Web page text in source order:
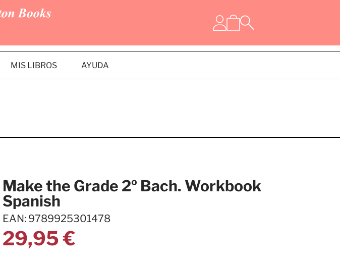
MIS LIBROS AYUDA
Make the Grade 2º Bach. Workbook
Spanish
EAN: 9789925301478
29,95€